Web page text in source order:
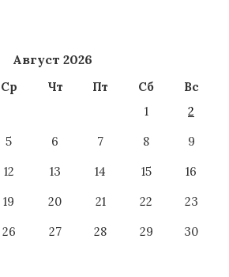
Август 2026
Ср Чт Пт Сб
Вс
1
2
5 6 7 8
9
12 13 14 15
16
19 20 21 22
23
26 27 28 29
30